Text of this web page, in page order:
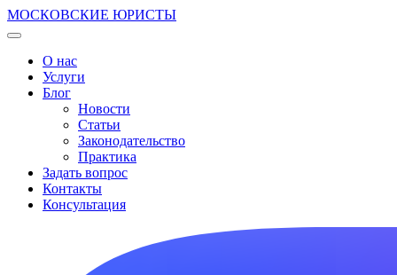
МОСКОВСКИЕ ЮРИСТЫ
О нас
Услуги
Блог
Новости
Статьи
Законодательство
Практика
Задать вопрос
Контакты
Консультация